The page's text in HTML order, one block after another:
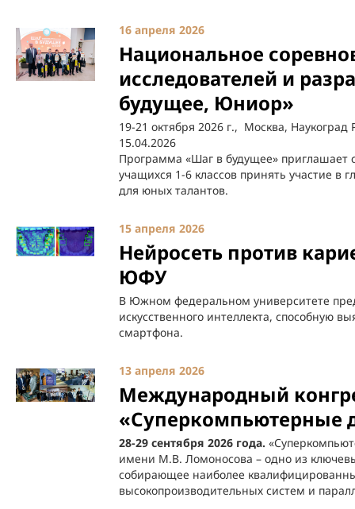
16 апреля 2026
Национальное
исследователей и
будущее, Юниор»
19-21 октября 2026 г., Москва,
15.04.2026
Программа «Шаг в будущее» приглашает
учащихся 1-6 классов принять участие
для юных талантов.
15 апреля 2026
Нейросеть против
ЮФУ
В Южном федеральном университете
искусственного интеллекта, способную
смартфона.
13 апреля 2026
Международный
«Суперкомпьютерные
28-29 сентября 2026 года.
имени М.В. Ломоносова – одно из
собирающее наиболее
высокопроизводительных систем и